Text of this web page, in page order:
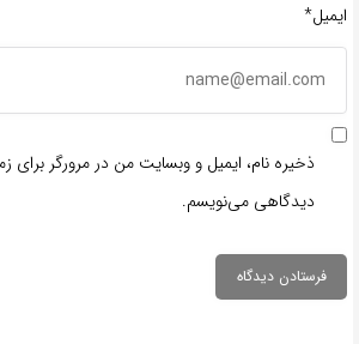
ایمیل*
ذخیره نام، ایمیل و وبسایت من در مرورگر برای
دیدگاهی می‌نویسم.